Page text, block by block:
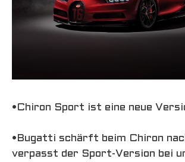
•Chiron Sport ist eine neue
•Bugatti schärft beim Chiron
verpasst der Sport-Version bei